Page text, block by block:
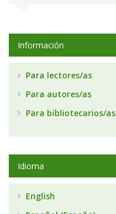
Información
Para lectores/as
Para autores/as
Para bibliotecarios/as
Idioma
English